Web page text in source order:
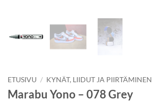
ETUSIVU / KYNÄT, LIIDUT JA PIIRTÄMINEN
Marabu Yono – 078 Grey